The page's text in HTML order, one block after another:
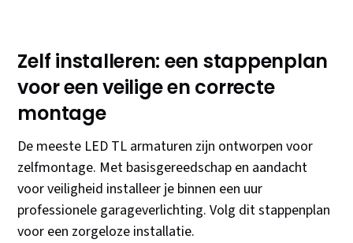
Zelf installeren: een stappenplan
voor een veilige en correcte
montage
De meeste LED TL armaturen zijn ontworpen voor
zelfmontage. Met basisgereedschap en aandacht
voor veiligheid installeer je binnen een uur
professionele garageverlichting. Volg dit stappenplan
voor een zorgeloze installatie.